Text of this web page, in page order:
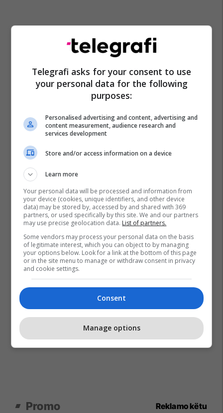
Kf Skenderbeu Lille
Ligue 1
Transferimet
Promo Reklamo këtu
Telegrafi asks for your consent to use
your personal data for the following
purposes:
Personalised advertising and content, advertising and
content measurement, audience research and
services development
Store and/or access information on a device
Learn more
Your personal data will be processed and information from
your device (cookies, unique identifiers, and other device
data) may be stored by, accessed by and shared with 369
partners, or used specifically by this site. We and our partners
may use precise geolocation data. List of partners.
Some vendors may process your personal data on the basis
of legitimate interest, which you can object to by managing
your options below. Look for a link at the bottom of this page
or in the site menu to manage or withdraw consent in privacy
and cookie settings.
Consent
Manage options